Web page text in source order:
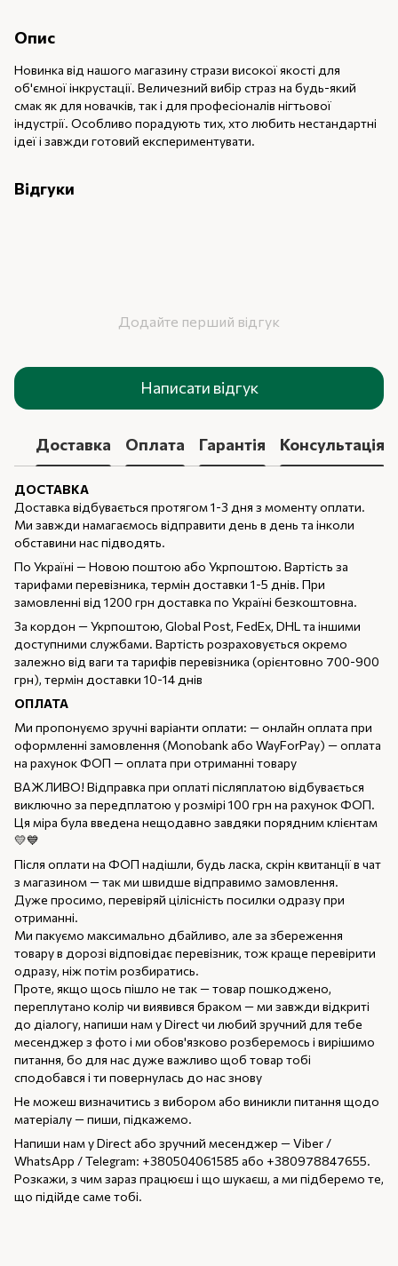
Опис
Новинка від нашого магазину стрази високої якості для
об'ємної інкрустації. Величезний вибір страз на будь-який
смак як для новачків, так і для професіоналів нігтьової
індустрії. Особливо порадують тих, хто любить нестандартні
ідеї і завжди готовий експериментувати.
Відгуки
Додайте перший відгук
Написати відгук
Доставка Оплата Гарантія Консультація
ДОСТАВКА
Доставка відбувається протягом 1-3 дня з моменту оплати.
Ми завжди намагаємось відправити день в день та інколи
обставини нас підводять.
По Україні — Новою поштою або Укрпоштою. Вартість за
тарифами перевізника, термін доставки 1-5 днів. При
замовленні від 1200 грн доставка по Україні безкоштовна.
За кордон — Укрпоштою, Global Post, FedEx, DHL та іншими
доступними службами. Вартість розраховується окремо
залежно від ваги та тарифів перевізника (орієнтовно 700-900
грн), термін доставки 10-14 днів
ОПЛАТА
Ми пропонуємо зручні варіанти оплати: — онлайн оплата при
оформленні замовлення (Monobank або WayForPay) — оплата
на рахунок ФОП — оплата при отриманні товару
ВАЖЛИВО! Відправка при оплаті післяплатою відбувається
виключно за передплатою у розмірі 100 грн на рахунок ФОП.
Ця міра була введена нещодавно завдяки порядним клієнтам
💛💙
Після оплати на ФОП надішли, будь ласка, скрін квитанції в чат
з магазином — так ми швидше відправимо замовлення.
Дуже просимо, перевіряй цілісність посилки одразу при
отриманні.
Ми пакуємо максимально дбайливо, але за збереження
товару в дорозі відповідає перевізник, тож краще перевірити
одразу, ніж потім розбиратись.
Проте, якщо щось пішло не так — товар пошкоджено,
переплутано колір чи виявився браком — ми завжди відкриті
до діалогу, напиши нам у Direct чи любий зручний для тебе
месенджер з фото і ми обов'язково розберемось і вирішимо
питання, бо для нас дуже важливо щоб товар тобі
сподобався і ти повернулась до нас знову
Не можеш визначитись з вибором або виникли питання щодо
матеріалу — пиши, підкажемо.
Напиши нам у Direct або зручний месенджер — Viber /
WhatsApp / Telegram: +380504061585 або +380978847655.
Розкажи, з чим зараз працюєш і що шукаєш, а ми підберемо те,
що підійде саме тобі.